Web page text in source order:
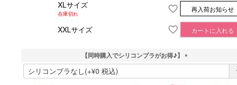
XLサイズ
在庫切れ
再入荷お知らせ
XXLサイズ カートに入れる
【同時購入でシリコンブラがお得♪】
(
必